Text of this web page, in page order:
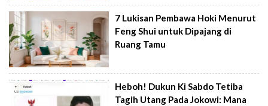
7 Lukisan Pembawa Hoki Menurut
Feng Shui untuk Dipajang di
Ruang Tamu
Heboh! Dukun Ki Sabdo Tetiba
Tagih Utang Pada Jokowi: Mana